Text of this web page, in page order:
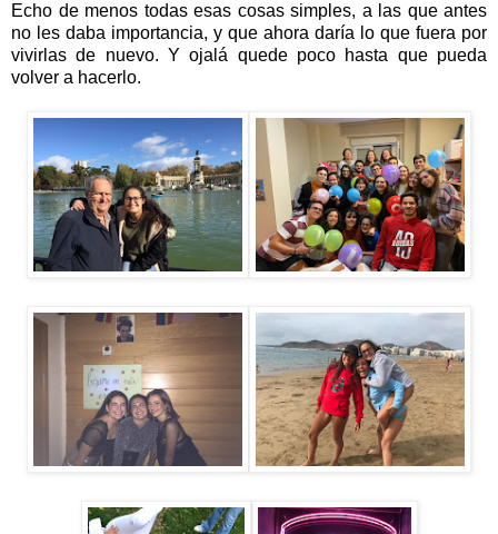
Echo de menos todas esas cosas simples, a las que antes
no les daba importancia, y que ahora daría lo que fuera por
vivirlas de nuevo. Y ojalá quede poco hasta que pueda
volver a hacerlo.